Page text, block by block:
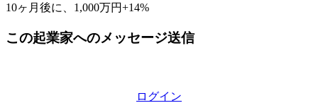
10ヶ月後に、1,000万円+14%
この起業家へのメッセージ送信
ログイン